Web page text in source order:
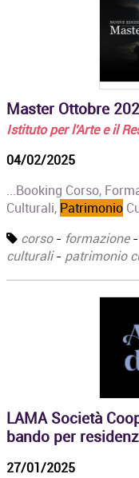
Master Ottobre
Istituto per l'Arte e il
04/02/2025
...Booking Corso,
Culturali, Patrimonio
corso- formazione-
culturali- patrimonio
LAMA Società
bando per
27/01/2025